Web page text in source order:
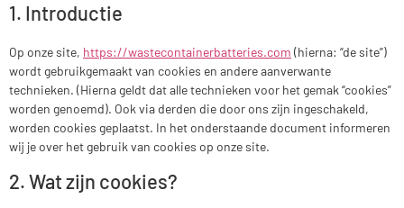
1. Introductie
Op onze site, https://wastecontainerbatteries.com (hierna: “de site”)
wordt gebruikgemaakt van cookies en andere aanverwante
technieken. (Hierna geldt dat alle technieken voor het gemak “cookies”
worden genoemd). Ook via derden die door ons zijn ingeschakeld,
worden cookies geplaatst. In het onderstaande document informeren
wij je over het gebruik van cookies op onze site.
2. Wat zijn cookies?